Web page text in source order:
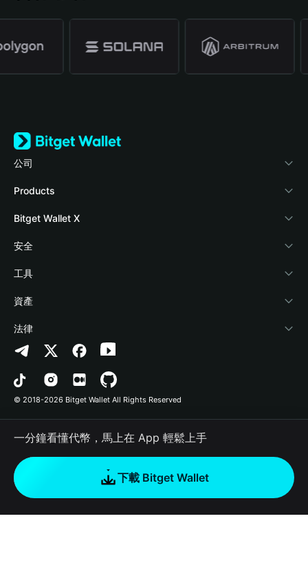
公司
關於 Bitget Wallet
部落格
學院
加密資訊
幫助中心
‌聯繫我們
品牌資源
工作機會
Products
Crypto Card
Stablecoin Earn
Payfi Crypto
Crypto Swap API
Altcoin Season Index
Prediction Markets
DApp
RWA
如何購買加密貨幣
Bitget Wallet X
開發者文件
連接錢包
Bitget Wallet Pay
合作上架
安全
風險保障基金
安全防護技術
工具
快捷買幣
授權檢測
合約檢測
批次轉帳
資產
Arbitrum
Avalanche
Bitcoin
Polygon
法律
隱私協議
用戶使用協議
© 2018-2026 Bitget Wallet All Rights Reserved
一分鐘看懂代幣，馬上在 App 輕鬆上手
下載 Bitget Wallet